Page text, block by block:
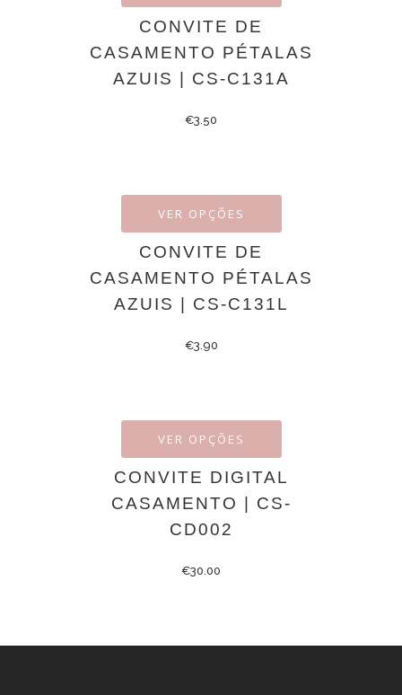
CONVITE DE
CASAMENTO PÉTALAS
AZUIS | CS-C131A
€3.50
VER OPÇÕES
CONVITE DE
CASAMENTO PÉTALAS
AZUIS | CS-C131L
€3.90
VER OPÇÕES
CONVITE DIGITAL
CASAMENTO | CS-
CD002
€30.00